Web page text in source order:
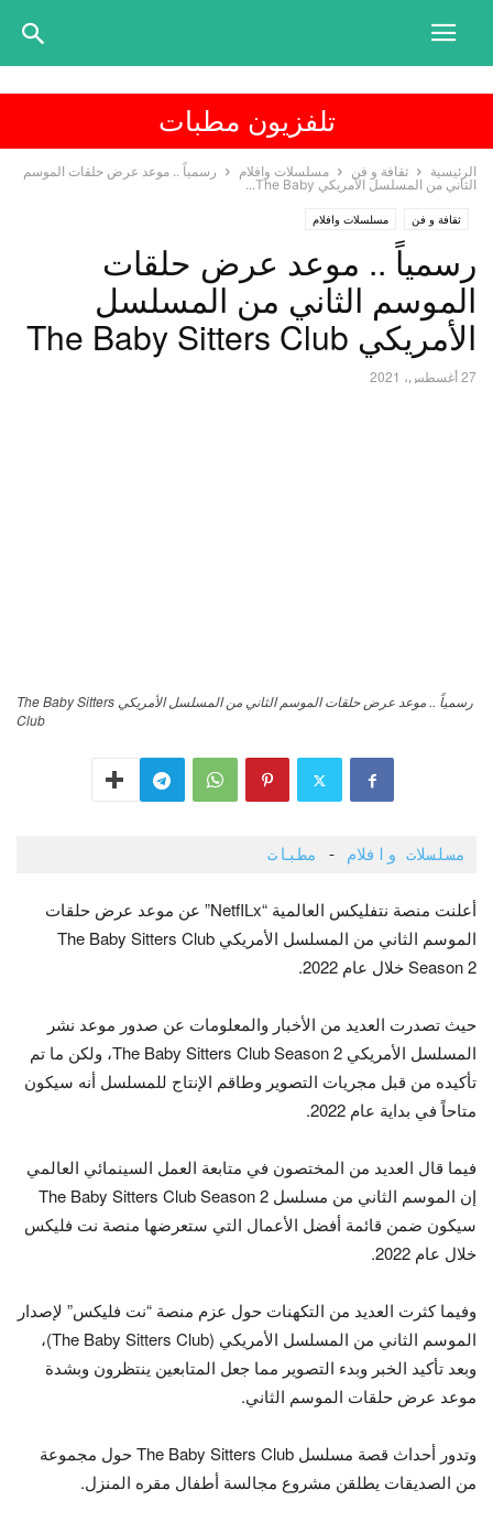
تلفزيون مطبات
الرئيسية ثقافة و فن مسلسلات وافلام
رسمياً .. موعد عرض حلقات الموسم
الثاني من المسلسل الأمريكي The Baby...
ثقافة و فن مسلسلات وافلام
رسمياً .. موعد عرض حلقات
الموسم الثاني من المسلسل
الأمريكي The Baby Sitters Club
27 أغسطس، 2021
رسمياً .. موعد عرض حلقات الموسم الثاني من المسلسل الأمريكي The Baby Sitters
Club
مسلسلات وافلام - مطبات
أعلنت منصة نتفليكس العالمية “NetfILx” عن موعد عرض حلقات
الموسم الثاني من المسلسل الأمريكي The Baby Sitters Club
Season 2 خلال عام 2022.
حيث تصدرت العديد من الأخبار والمعلومات عن صدور موعد نشر
المسلسل الأمريكي The Baby Sitters Club Season 2، ولكن ما تم
تأكيده من قبل مجريات التصوير وطاقم الإنتاج للمسلسل أنه سيكون
متاحاً في بداية عام 2022.
فيما قال العديد من المختصون في متابعة العمل السينمائي العالمي
إن الموسم الثاني من مسلسل The Baby Sitters Club Season 2
سيكون ضمن قائمة أفضل الأعمال التي ستعرضها منصة نت فليكس
خلال عام 2022.
وفيما كثرت العديد من التكهنات حول عزم منصة “نت فليكس” لإصدار
الموسم الثاني من المسلسل الأمريكي (The Baby Sitters Club)،
وبعد تأكيد الخبر وبدء التصوير مما جعل المتابعين ينتظرون وبشدة
موعد عرض حلقات الموسم الثاني.
وتدور أحداث قصة مسلسل The Baby Sitters Club حول مجموعة
من الصديقات يطلقن مشروع مجالسة أطفال مقره المنزل.